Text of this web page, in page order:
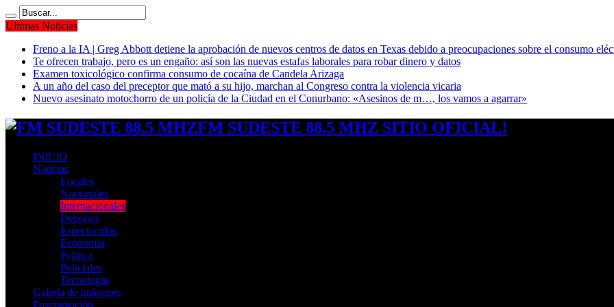
Ultimas Noticias
Freno a la IA | Greg Abbott detiene la aprobación de nuevos centros de datos en Texas debido a preocupaciones sobre el consumo
Te ofrecen trabajo, pero es un engaño: así son las nuevas estafas laborales para robar dinero y datos
Examen toxicológico confirma consumo de cocaína de Candela Arizaga
A un año del caso del preceptor que mató a su hijo, marchan al Congreso contra la violencia vicaria
Nuevo asesinato motochorro de un policía de la Ciudad en el Conurbano: «Asesinos de m…, los vamos a agarrar»
FM SUDESTE 88.5 MHZ SITIO OFICIAL!
INICIO
Noticias
Locales
Nacionales
Internacionales
Deportes
Espectaculos
Economia
Politica
Policiales
Tecnologia
Galería de imágenes
Programación